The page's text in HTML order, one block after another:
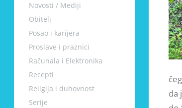
Novosti / Mediji
Obitelj
Posao i karijera
Proslave i praznici
Računala i Elektronika
Recepti
Religija i duhovnost
Serije
da